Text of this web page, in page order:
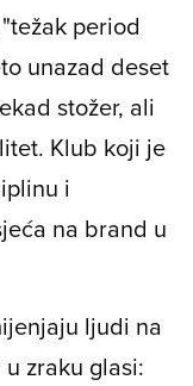
period
unazad deset
stožer, ali
Klub koji je
i
na brand u
ljudi na
zraku glasi: